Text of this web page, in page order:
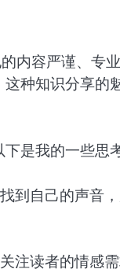
内容严谨、专
种知识分享的
是我的一些思
到自己的声音
注读者的情感